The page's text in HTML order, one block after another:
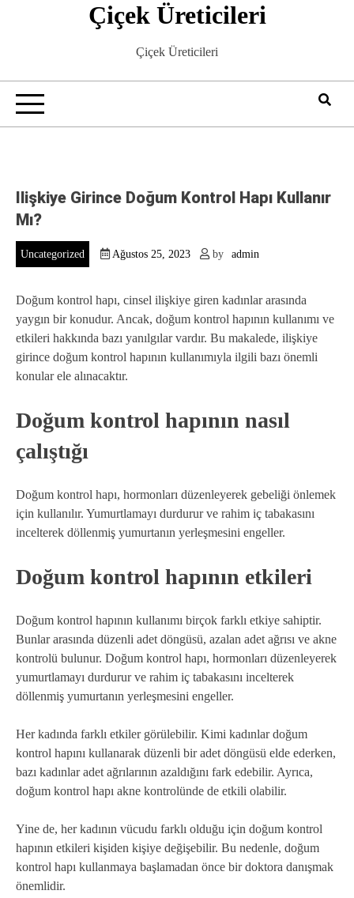
Çiçek Üreticileri
Çiçek Üreticileri
Ilişkiye Girince Doğum Kontrol Hapı Kullanır
Mı?
Uncategorized Ağustos 25, 2023 by admin
Doğum kontrol hapı, cinsel ilişkiye giren kadınlar arasında
yaygın bir konudur. Ancak, doğum kontrol hapının kullanımı ve
etkileri hakkında bazı yanılgılar vardır. Bu makalede, ilişkiye
girince doğum kontrol hapının kullanımıyla ilgili bazı önemli
konular ele alınacaktır.
Doğum kontrol hapının nasıl
çalıştığı
Doğum kontrol hapı, hormonları düzenleyerek gebeliği önlemek
için kullanılır. Yumurtlamayı durdurur ve rahim iç tabakasını
incelterek döllenmiş yumurtanın yerleşmesini engeller.
Doğum kontrol hapının etkileri
Doğum kontrol hapının kullanımı birçok farklı etkiye sahiptir.
Bunlar arasında düzenli adet döngüsü, azalan adet ağrısı ve akne
kontrolü bulunur. Doğum kontrol hapı, hormonları düzenleyerek
yumurtlamayı durdurur ve rahim iç tabakasını incelterek
döllenmiş yumurtanın yerleşmesini engeller.
Her kadında farklı etkiler görülebilir. Kimi kadınlar doğum
kontrol hapını kullanarak düzenli bir adet döngüsü elde ederken,
bazı kadınlar adet ağrılarının azaldığını fark edebilir. Ayrıca,
doğum kontrol hapı akne kontrolünde de etkili olabilir.
Yine de, her kadının vücudu farklı olduğu için doğum kontrol
hapının etkileri kişiden kişiye değişebilir. Bu nedenle, doğum
kontrol hapı kullanmaya başlamadan önce bir doktora danışmak
önemlidir.